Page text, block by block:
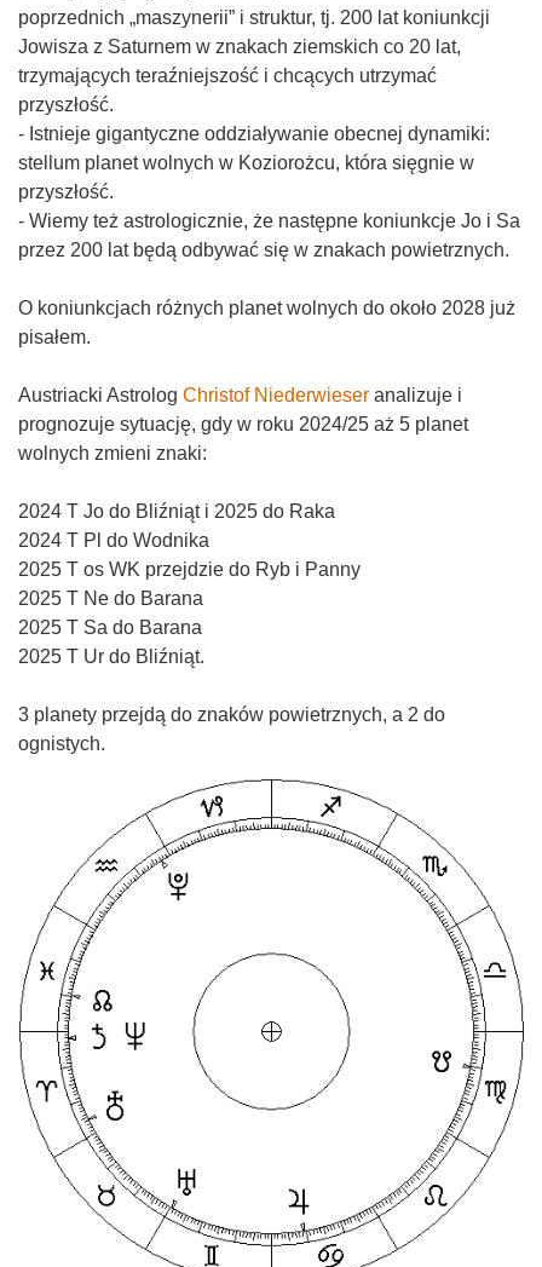
poprzednich „maszynerii” i struktur, tj. 200 lat koniunkcji
Jowisza z Saturnem w znakach ziemskich co 20 lat,
trzymających teraźniejszość i chcących utrzymać
przyszłość.
- Istnieje gigantyczne oddziaływanie obecnej dynamiki:
stellum planet wolnych w Koziorożcu, która sięgnie w
przyszłość.
- Wiemy też astrologicznie, że następne koniunkcje Jo i Sa
przez 200 lat będą odbywać się w znakach powietrznych.
O koniunkcjach różnych planet wolnych do około 2028 już
pisałem.
Austriacki Astrolog Christof Niederwieser analizuje i
prognozuje sytuację, gdy w roku 2024/25 aż 5 planet
wolnych zmieni znaki:
2024 T Jo do Bliźniąt i 2025 do Raka
2024 T Pl do Wodnika
2025 T os WK przejdzie do Ryb i Panny
2025 T Ne do Barana
2025 T Sa do Barana
2025 T Ur do Bliźniąt.
3 planety przejdą do znaków powietrznych, a 2 do
ognistych.